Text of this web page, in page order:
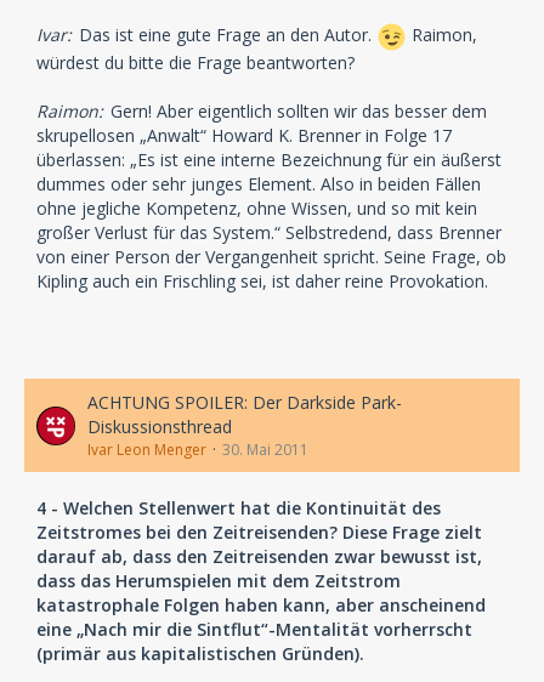
Ivar: Das ist eine gute Frage an den Autor.
Raimon,
würdest du bitte die Frage beantworten?
Raimon: Gern! Aber eigentlich sollten wir das besser dem
skrupellosen „Anwalt“ Howard K. Brenner in Folge 17
überlassen: „Es ist eine interne Bezeichnung für ein äußerst
dummes oder sehr junges Element. Also in beiden Fällen
ohne jegliche Kompetenz, ohne Wissen, und so mit kein
großer Verlust für das System.“ Selbstredend, dass Brenner
von einer Person der Vergangenheit spricht. Seine Frage, ob
Kipling auch ein Frischling sei, ist daher reine Provokation.
ACHTUNG SPOILER: Der Darkside Park-
Diskussionsthread
Ivar Leon Menger 30. Mai 2011
4 - Welchen Stellenwert hat die Kontinuität des
Zeitstromes bei den Zeitreisenden? Diese Frage zielt
darauf ab, dass den Zeitreisenden zwar bewusst ist,
dass das Herumspielen mit dem Zeitstrom
katastrophale Folgen haben kann, aber anscheinend
eine „Nach mir die Sintflut“-Mentalität vorherrscht
(primär aus kapitalistischen Gründen).